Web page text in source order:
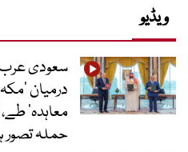
ویڈیو
سعودی عرب،
درمیان
معاہدہ‘
حملہ تصور